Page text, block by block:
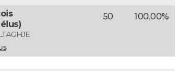
élus)
50 100,00%